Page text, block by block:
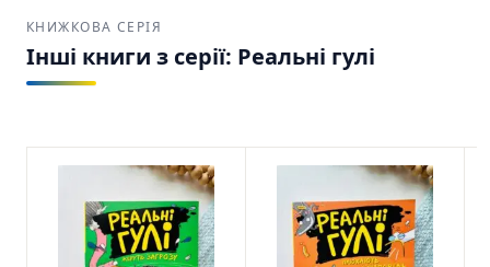
КНИЖКОВА СЕРІЯ
Інші книги з серії: Реальні гулі